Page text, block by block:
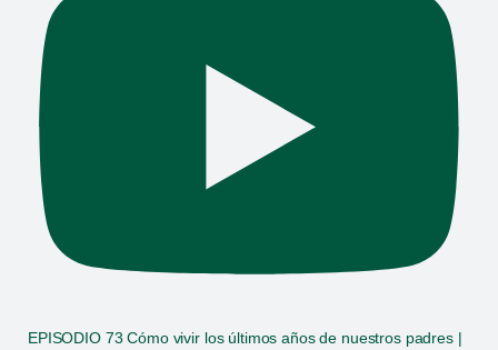
EPISODIO 73 Cómo vivir los últimos años de nuestros padres |